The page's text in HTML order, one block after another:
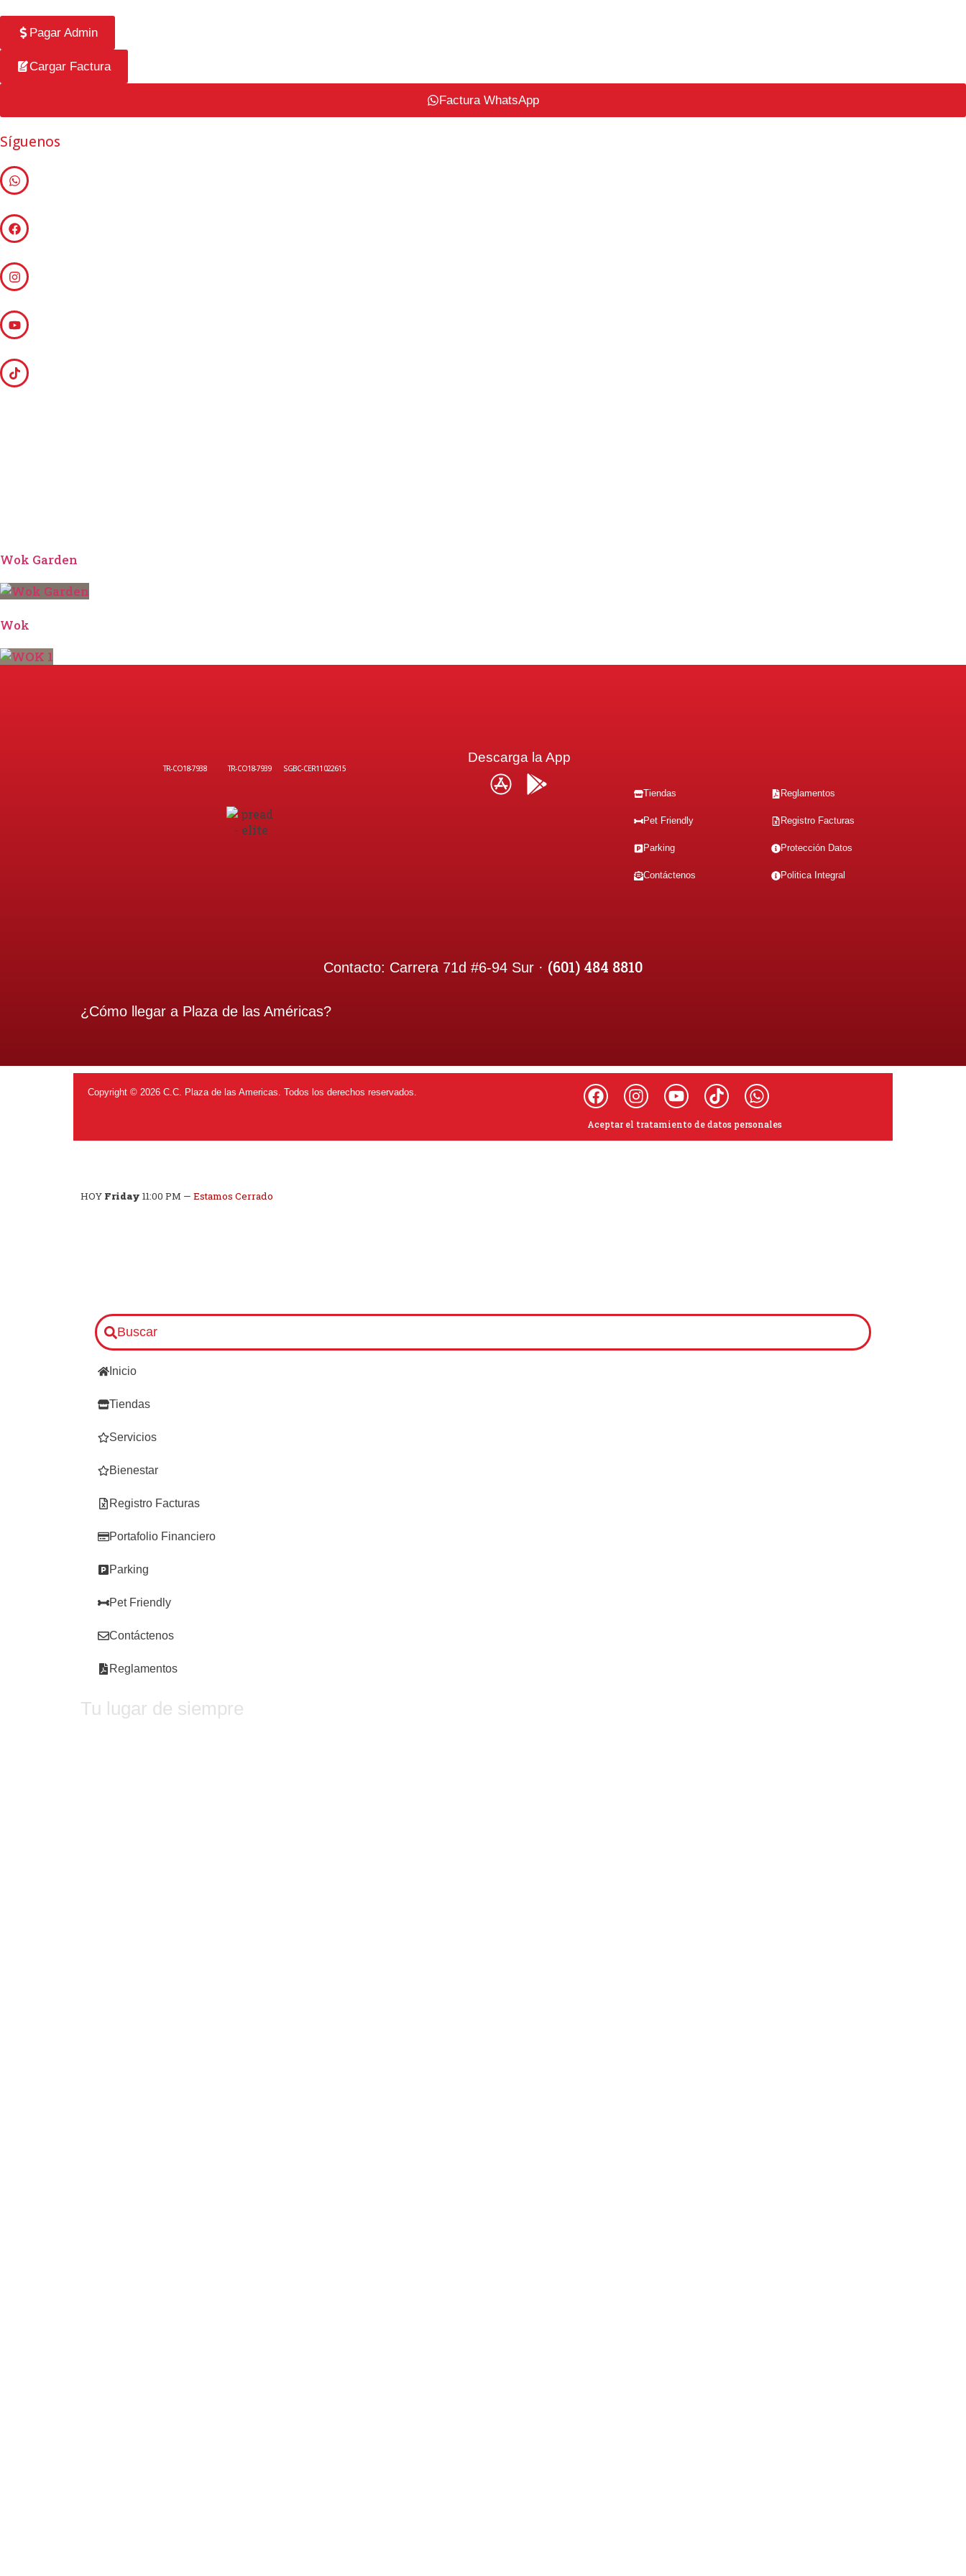
Pagar Admin
Cargar Factura
Factura WhatsApp
Síguenos
Wok Garden
Wok
TR-CO18-7938 TR-CO18-7939 SGBC-CER11022615
Descarga la App
Tiendas
Pet Friendly
Parking
Contáctenos
Reglamentos
Registro Facturas
Protección Datos
Politica Integral
Contacto: Carrera 71d #6-94 Sur · (601) 484 8810
¿Cómo llegar a Plaza de las Américas?
Copyright © 2026 C.C. Plaza de las Americas. Todos los derechos reservados.
Aceptar el tratamiento de datos personales
HOY Friday 11:00 PM — Estamos Cerrado
Buscar
Inicio
Tiendas
Servicios
Bienestar
Registro Facturas
Portafolio Financiero
Parking
Pet Friendly
Contáctenos
Reglamentos
Tu lugar de siempre